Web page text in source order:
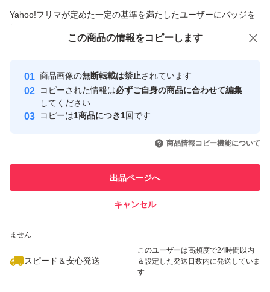
Yahoo!フリマが定めた一定の基準を満たしたユーザーにバッジを
付与しています
安心取引出品者
心・安全なユーザーです
取引実績
引を完了させた実績があります
での取引実績があります
ません
スピード＆安心発送
このユーザーは高頻度で24時間以内
＆設定した発送日数内に発送していま
す
この商品の情報をコピーします
商品画像の無断転載は禁止されています
コピーされた情報は必ずご自身の商品に合わせて編集
してください
コピーは1商品につき1回です
商品情報コピー機能について
出品ページへ
キャンセル
この商品をみている人にオススメ